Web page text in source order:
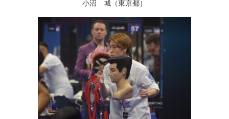
小沼 城（東京都）